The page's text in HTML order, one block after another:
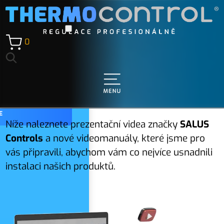
0
VIDEA
Níže naleznete prezentační videa značkySALUS
Controls a nové videomanuály, které jsme pro
vás připravili, abychom vám co nejvíce usnadnili
instalaci našich produktů.